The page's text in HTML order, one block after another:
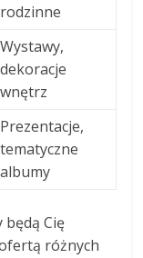
rodzinne
Wystawy,
dekoracje
wnętrz
Prezentacje,
tematyczne
albumy
będą Cię
różnych